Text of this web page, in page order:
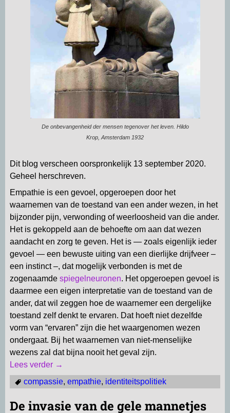
De onbevangenheid der mensen tegenover het leven. Hildo
Krop, Amsterdam 1932
Dit blog verscheen oorspronkelijk 13 september 2020.
Geheel herschreven.
Empathie is een gevoel, opgeroepen door het
waarnemen van de toestand van een ander wezen, in het
bijzonder pijn, verwonding of weerloosheid van die ander.
Het is gekoppeld aan de behoefte om aan dat wezen
aandacht en zorg te geven. Het is — zoals eigenlijk ieder
gevoel — een bewuste uiting van een dierlijke drijfveer –
een instinct –, dat mogelijk verbonden is met de
zogenaamdespiegelneuronen. Het opgeroepen gevoel is
daarmee een eigen interpretatie van de toestand van de
ander, dat wil zeggen hoe de waarnemer een dergelijke
toestand zelf denkt te ervaren. Dat hoeft niet dezelfde
vorm van “ervaren” zijn die het waargenomen wezen
ondergaat. Bij het waarnemen van niet-menselijke
wezens zal dat bijna nooit het geval zijn.
Lees verder →
compassie, empathie, identiteitspolitiek
De invasie van de gele mannetjes